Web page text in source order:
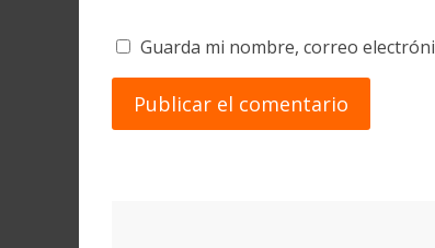
Guarda mi nombre, correo